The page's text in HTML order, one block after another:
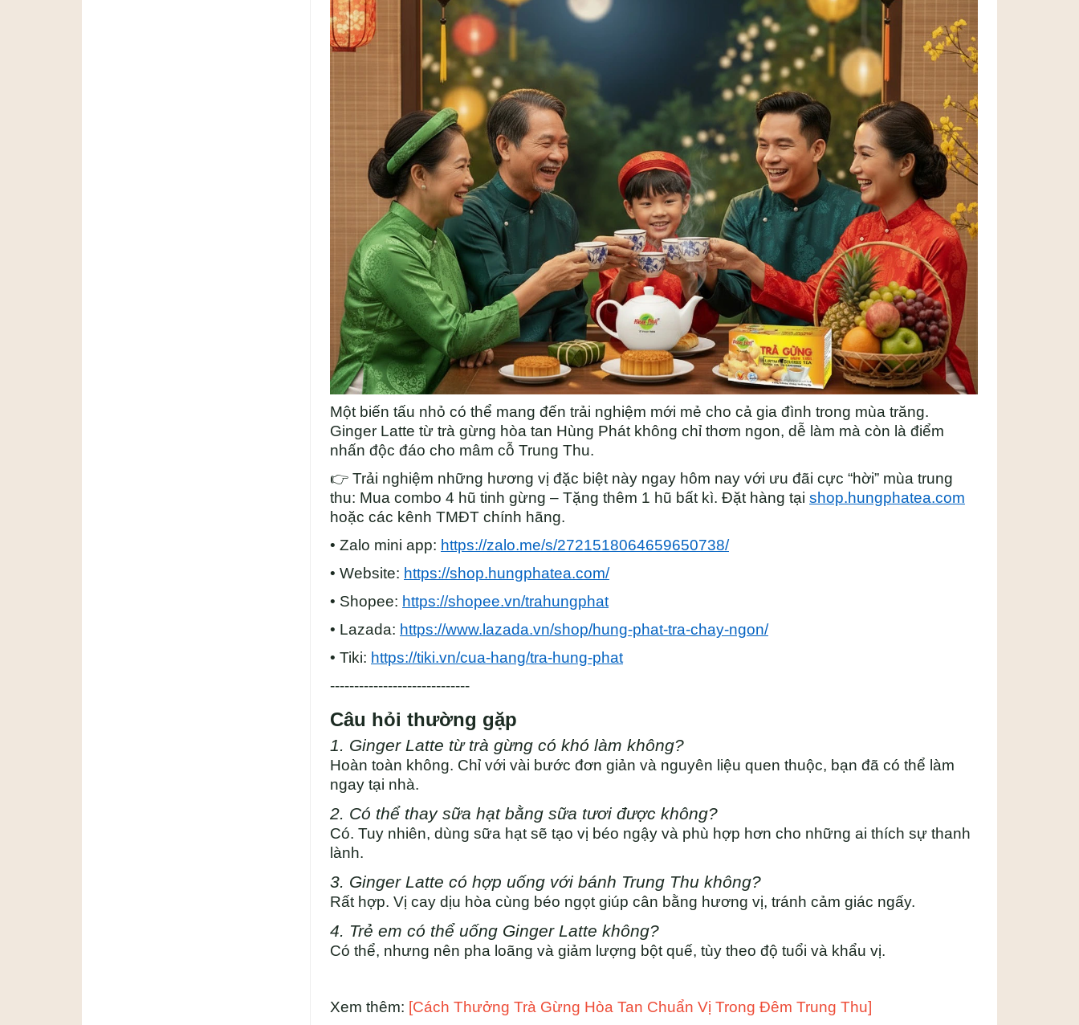
Một biến tấu nhỏ có thể mang đến trải nghiệm mới mẻ cho cả gia đình trong mùa trăng.
Ginger Latte từ trà gừng hòa tan Hùng Phát không chỉ thơm ngon, dễ làm mà còn là điểm
nhấn độc đáo cho mâm cỗ Trung Thu.
👉 Trải nghiệm những hương vị đặc biệt này ngay hôm nay với ưu đãi cực “hời” mùa trung
thu: Mua combo 4 hũ tinh gừng – Tặng thêm 1 hũ bất kì. Đặt hàng tại shop.hungphatea.com
hoặc các kênh TMĐT chính hãng.
• Zalo mini app: https://zalo.me/s/2721518064659650738/
• Website: https://shop.hungphatea.com/
• Shopee: https://shopee.vn/trahungphat
• Lazada: https://www.lazada.vn/shop/hung-phat-tra-chay-ngon/
• Tiki: https://tiki.vn/cua-hang/tra-hung-phat
-----------------------------
Câu hỏi thường gặp
1. Ginger Latte từ trà gừng có khó làm không?
Hoàn toàn không. Chỉ với vài bước đơn giản và nguyên liệu quen thuộc, bạn đã có thể làm
ngay tại nhà.
2. Có thể thay sữa hạt bằng sữa tươi được không?
Có. Tuy nhiên, dùng sữa hạt sẽ tạo vị béo ngậy và phù hợp hơn cho những ai thích sự thanh
lành.
3. Ginger Latte có hợp uống với bánh Trung Thu không?
Rất hợp. Vị cay dịu hòa cùng béo ngọt giúp cân bằng hương vị, tránh cảm giác ngấy.
4. Trẻ em có thể uống Ginger Latte không?
Có thể, nhưng nên pha loãng và giảm lượng bột quế, tùy theo độ tuổi và khẩu vị.
Xem thêm: [Cách Thưởng Trà Gừng Hòa Tan Chuẩn Vị Trong Đêm Trung Thu]